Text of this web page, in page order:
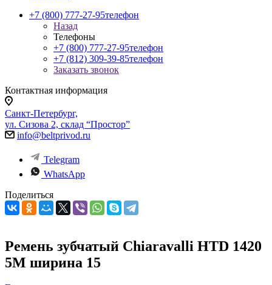
+7 (800) 777-27-95телефон
Назад
Телефоны
+7 (800) 777-27-95телефон
+7 (812) 309-39-85телефон
Заказать звонок
Контактная информация
Санкт-Петербург,
ул. Сизова 2, склад “Простор”
info@beltprivod.ru
Telegram
WhatsApp
Поделиться
Ремень зубчатый Chiaravalli HTD 1420
5M ширина 15